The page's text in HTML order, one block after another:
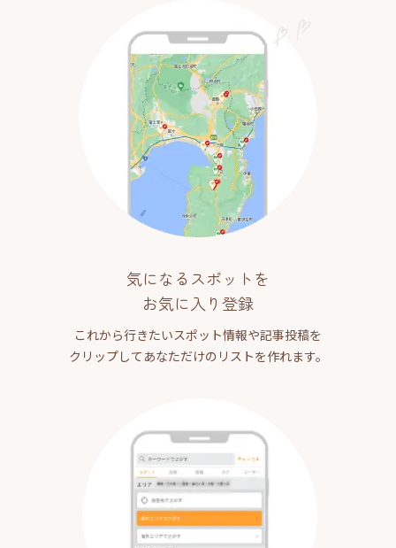
気になるスポットを
お気に入り登録
これから行きたいスポット情報や記事投稿を
クリップしてあなただけのリストを作れます。